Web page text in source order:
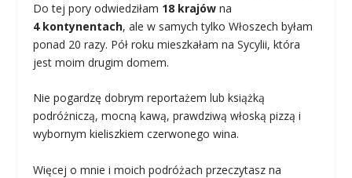
Do tej pory odwiedziłam 18 krajów na
4 kontynentach, ale w samych tylko Włoszech byłam
ponad 20 razy. Pół roku mieszkałam na Sycylii, która
jest moim drugim domem.
Nie pogardzę dobrym reportażem lub książką
podróżniczą, mocną kawą, prawdziwą włoską pizzą i
wybornym kieliszkiem czerwonego wina.
Więcej o mnie i moich podróżach przeczytasz na